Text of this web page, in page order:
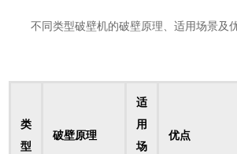
不同类型破壁机的破壁原理、适用场景及优
​类
型​
​破壁原理​
​适
用
场
​优点​